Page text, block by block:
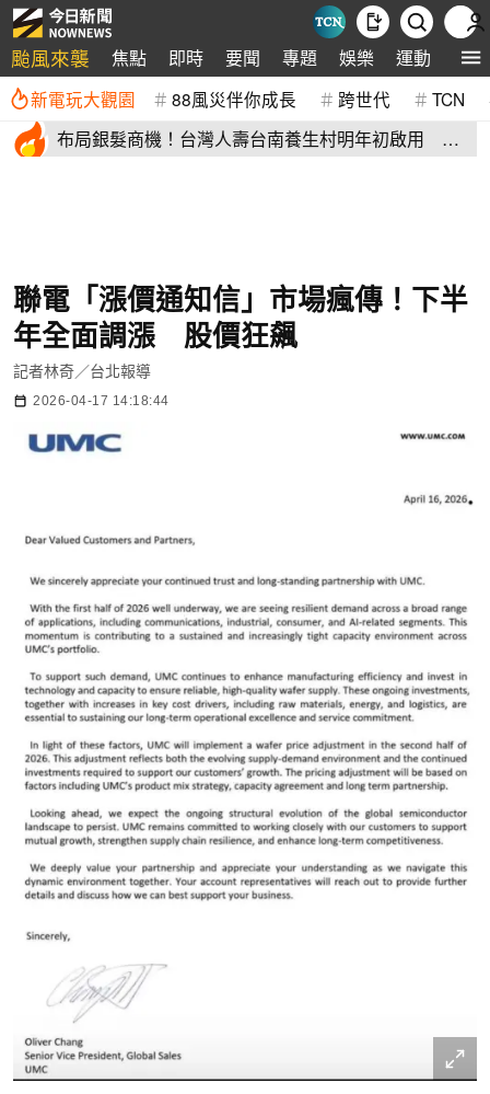
颱風來襲 焦點 即時 要聞 專題 娛樂 運動 全球
新電玩大觀園 88風災伴你成長 跨世代 TCN
布局銀髮商機！台灣人壽台南養生村明年初啟用 月
聯電「漲價通知信」市場瘋傳！下半
年全面調漲 股價狂飆
記者林奇／台北報導
2026-04-17 14:18:44